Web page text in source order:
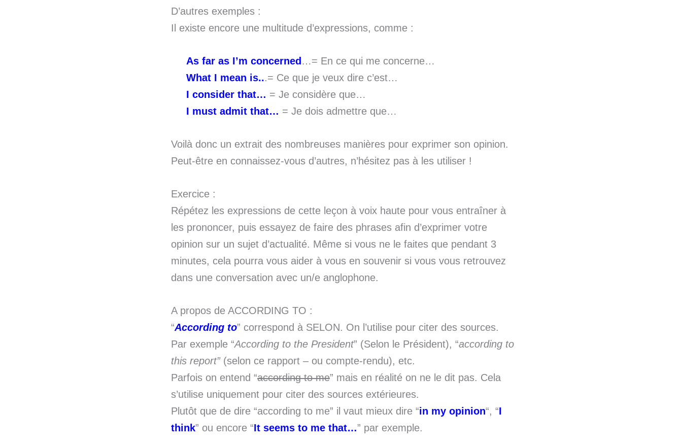
D’autres exemples :
Il existe encore une multitude d’expressions, comme :
As far as I’m concerned …= En ce qui me concerne…
What I mean is...= Ce que je veux dire c’est…
I consider that… = Je considère que…
I must admit that… = Je dois admettre que…
Voilà donc un extrait des nombreuses manières pour exprimer son opinion.
Peut-être en connaissez-vous d’autres, n’hésitez pas à les utiliser !
Exercice :
Répétez les expressions de cette leçon à voix haute pour vous entraîner à
les prononcer, puis essayez de faire des phrases afin d’exprimer votre
opinion sur un sujet d’actualité. Même si vous ne le faites que pendant 3
minutes, cela pourra vous aider à vous en souvenir si vous vous retrouvez
dans une conversation avec un/e anglophone.
A propos de ACCORDING TO :
“According to” correspond à SELON. On l’utilise pour citer des sources.
Par exemple “According to the President” (Selon le Président), “according to
this report”(selon ce rapport – ou compte-rendu), etc.
Parfois on entend “according to me” mais en réalité on ne le dit pas. Cela
s’utilise uniquement pour citer des sources extérieures.
Plutôt que de dire “according to me” il vaut mieux dire “in my opinion“, “I
think” ou encore “It seems to me that…” par exemple.